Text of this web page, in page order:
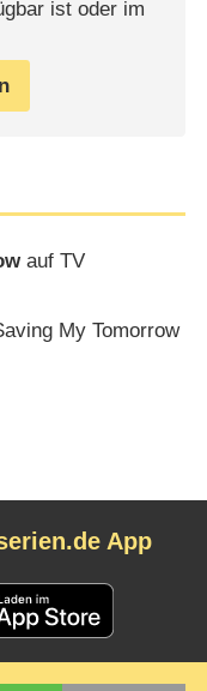
ist oder im
auf TV
My Tomorrow
App